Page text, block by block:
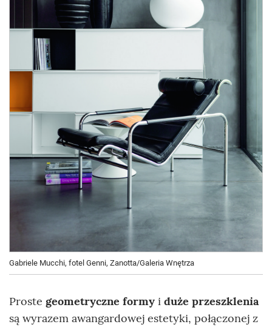
Gabriele Mucchi, fotel Genni, Zanotta/Galeria Wnętrza
Proste geometryczne formy i duże przeszklenia
są wyrazem awangardowej estetyki, połączonej z